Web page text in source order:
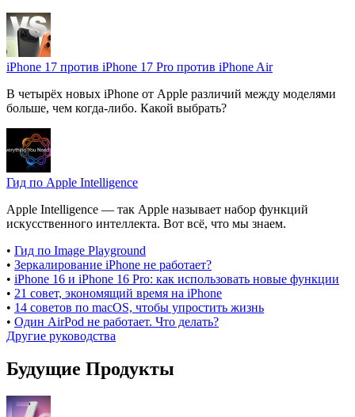
iPhone 17 против iPhone 17 Pro против iPhone Air
В четырёх новых iPhone от Apple различий между моделями
больше, чем когда-либо. Какой выбрать?
Гид по Apple Intelligence
Apple Intelligence — так Apple называет набор функций
искусственного интеллекта. Вот всё, что мы знаем.
• Гид по Image Playground
• Зеркалирование iPhone не работает?
• iPhone 16 и iPhone 16 Pro: как использовать новые функции
• 21 совет, экономящий время на iPhone
• 14 советов по macOS, чтобы упростить жизнь
• Один AirPod не работает. Что делать?
Другие руководства
Будущие Продукты